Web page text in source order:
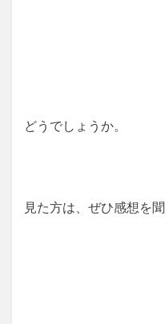
どうでしょうか。
見た方は、ぜひ感想を